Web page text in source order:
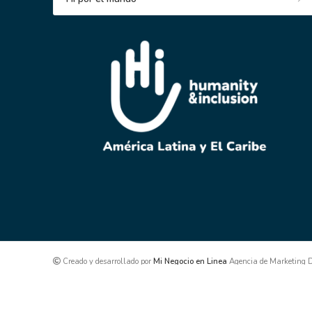
Creado y desarrollado por Mi Negocio en Linea Agencia de Marketing